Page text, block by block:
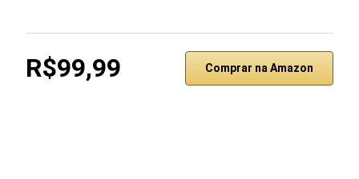
R$99,99 Comprar na Amazon